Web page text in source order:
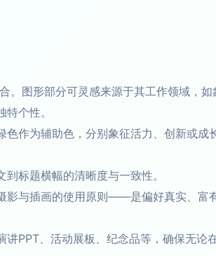
。图形部分可灵感来源于其工作领域，
个性。
作为辅助色，分别象征活力、创新或成
标题横幅的清晰度与一致性。
影与插画的使用原则——是偏好真实、富
PPT、活动展板、纪念品等，确保无论